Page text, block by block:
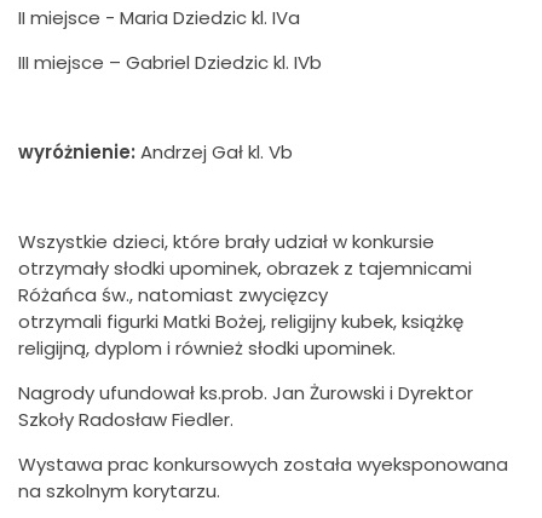
II miejsce - Maria Dziedzic kl. IVa
III miejsce – Gabriel Dziedzic kl. IVb
wyróżnienie: Andrzej Gał kl. Vb
Wszystkie dzieci, które brały udział w konkursie
otrzymały słodki upominek, obrazek z tajemnicami
Różańca św., natomiast zwycięzcy
otrzymali figurki Matki Bożej, religijny kubek, książkę
religijną, dyplom i również słodki upominek.
Nagrody ufundował ks.prob. Jan Żurowski i Dyrektor
Szkoły Radosław Fiedler.
Wystawa prac konkursowych została wyeksponowana
na szkolnym korytarzu.